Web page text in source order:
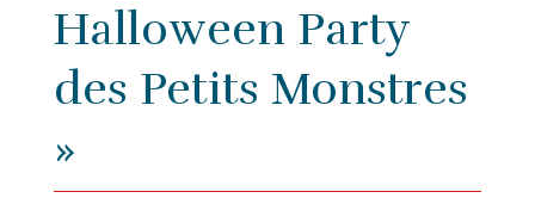
Halloween Party
des Petits Monstres
»